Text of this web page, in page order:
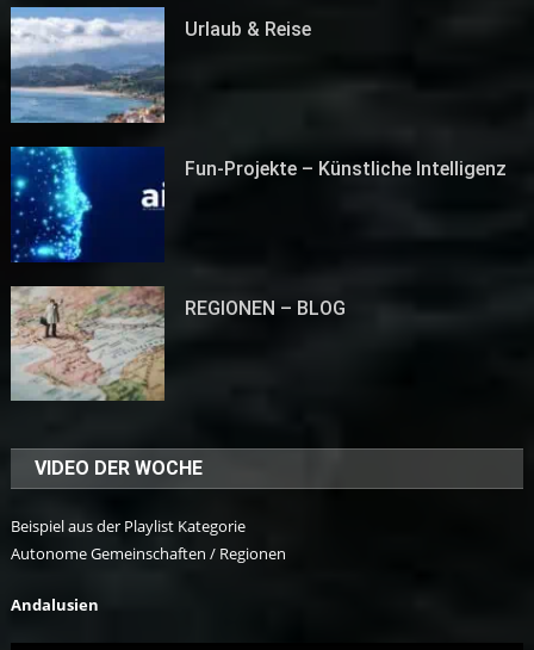
Urlaub & Reise
Fun-Projekte – Künstliche Intelligenz
REGIONEN – BLOG
VIDEO DER WOCHE
Beispiel aus der Playlist Kategorie
Autonome Gemeinschaften / Regionen
Andalusien